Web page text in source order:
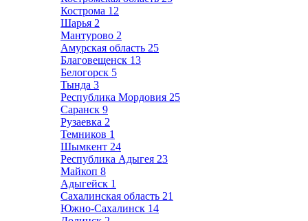
Кострома 12
Шарья 2
Мантурово 2
Амурская область 25
Благовещенск 13
Белогорск 5
Тында 3
Республика Мордовия 25
Саранск 9
Рузаевка 2
Темников 1
Шымкент 24
Республика Адыгея 23
Майкоп 8
Адыгейск 1
Сахалинская область 21
Южно-Сахалинск 14